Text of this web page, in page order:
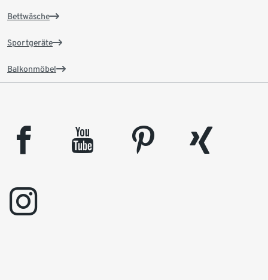
Bettwäsche
Sportgeräte
Balkonmöbel
facebook youtube pinterest
xing
instagram